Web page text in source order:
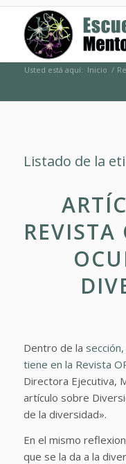
Usted está aquí: Inicio /
Listado de la
Dentro de la
tiene en la Revista
Directora Ejecutiva,
artículo sobre
de la diversidad».
En el mismo
que se la da a la